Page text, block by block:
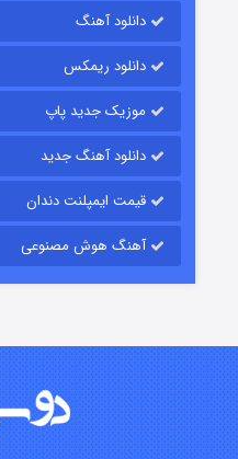
قسمت
قسمت۲ (دوبله)
دانلود آهنگ
دانلود ریمکس
موزیک جدید پاپ
دانلود آهنگ جدید
قیمت ایمپلنت دندان
آهنگ هوش مصنوعی